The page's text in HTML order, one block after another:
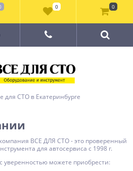
для СТО в Екатеринбурге
ВСЕ ДЛЯ СТО - это проверенный
для автосервиса с 1998 г.
можете приобрести:
0 0